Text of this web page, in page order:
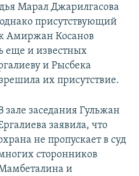
Марал Джарилгасова
присутствующий
Амиржан Косанов
еще и известных
и Рысбека
их присутствие.
зале заседания Гульжан
заявила, что
не пропускает в суд
сторонников
и